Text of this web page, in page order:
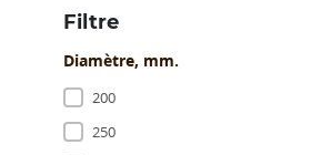
Filtre
Diamètre, mm.
200
250